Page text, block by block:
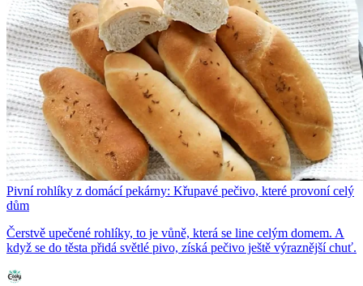
Pivní rohlíky z domácí pekárny: Křupavé pečivo, které provoní celý
dům
Čerstvě upečené rohlíky, to je vůně, která se line celým domem. A
když se do těsta přidá světlé pivo, získá pečivo ještě výraznější chuť.